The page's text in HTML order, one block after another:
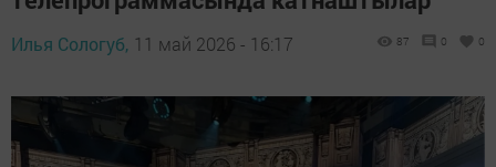
Илья Сологуб, 11 май 2026 - 16:17 87 0 0